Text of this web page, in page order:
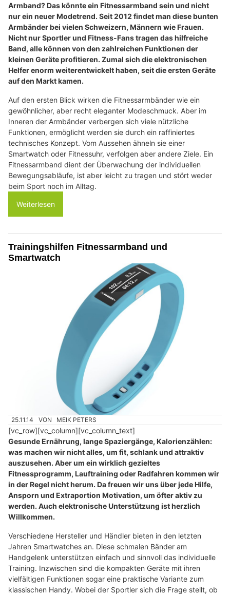
Armband? Das könnte ein Fitnessarmband sein und nicht
nur ein neuer Modetrend. Seit 2012 findet man diese bunten
Armbänder bei vielen Schweizern, Männern wie Frauen.
Nicht nur Sportler und Fitness-Fans tragen das hilfreiche
Band, alle können von den zahlreichen Funktionen der
kleinen Geräte profitieren. Zumal sich die elektronischen
Helfer enorm weiterentwickelt haben, seit die ersten Geräte
auf den Markt kamen.
Auf den ersten Blick wirken die Fitnessarmbänder wie ein
gewöhnlicher, aber recht eleganter Modeschmuck. Aber im
Inneren der Armbänder verbergen sich viele nützliche
Funktionen, ermöglicht werden sie durch ein raffiniertes
technisches Konzept. Vom Aussehen ähneln sie einer
Smartwatch oder Fitnessuhr, verfolgen aber andere Ziele. Ein
Fitnessarmband dient der Überwachung der individuellen
Bewegungsabläufe, ist aber leicht zu tragen und stört weder
beim Sport noch im Alltag.
Weiterlesen
Trainingshilfen Fitnessarmband und
Smartwatch
25.11.14 VON MEIK PETERS
[vc_row][vc_column][vc_column_text]
Gesunde Ernährung, lange Spaziergänge, Kalorienzählen:
was machen wir nicht alles, um fit, schlank und attraktiv
auszusehen. Aber um ein wirklich gezieltes
Fitnessprogramm, Lauftraining oder Radfahren kommen wir
in der Regel nicht herum. Da freuen wir uns über jede Hilfe,
Ansporn und Extraportion Motivation, um öfter aktiv zu
werden. Auch elektronische Unterstützung ist herzlich
Willkommen.
Verschiedene Hersteller und Händler bieten in den letzten
Jahren Smartwatches an. Diese schmalen Bänder am
Handgelenk unterstützen einfach und sinnvoll das individuelle
Training. Inzwischen sind die kompakten Geräte mit ihren
vielfältigen Funktionen sogar eine praktische Variante zum
klassischen Handy. Wobei der Sportler sich die Frage stellt, ob